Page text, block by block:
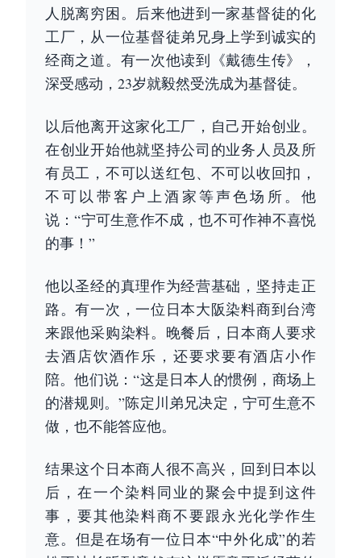
人脱离穷困。后来他进到一家基督徒的化
工厂，从一位基督徒弟兄身上学到诚实的
经商之道。有一次他读到《戴德生传》，
深受感动，23岁就毅然受洗成为基督徒。
以后他离开这家化工厂，自己开始创业。
在创业开始他就坚持公司的业务人员及所
有员工，不可以送红包、不可以收回扣，
不可以带客户上酒家等声色场所。他
说：“宁可生意作不成，也不可作神不喜悦
的事！”
他以圣经的真理作为经营基础，坚持走正
路。有一次，一位日本大阪染料商到台湾
来跟他采购染料。晚餐后，日本商人要求
去酒店饮酒作乐，还要求要有酒店小作
陪。他们说：“这是日本人的惯例，商场上
的潜规则。”陈定川弟兄决定，宁可生意不
做，也不能答应他。
结果这个日本商人很不高兴，回到日本以
后，在一个染料同业的聚会中提到这件
事，要其他染料商不要跟永光化学作生
意。但是在场有一位日本“中外化成”的若